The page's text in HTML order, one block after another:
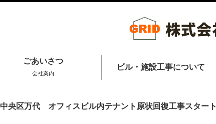
ごあいさつ
会社案内
ビル・施設工事について
中央区万代 オフィスビル内テナント原状回復工事スタート